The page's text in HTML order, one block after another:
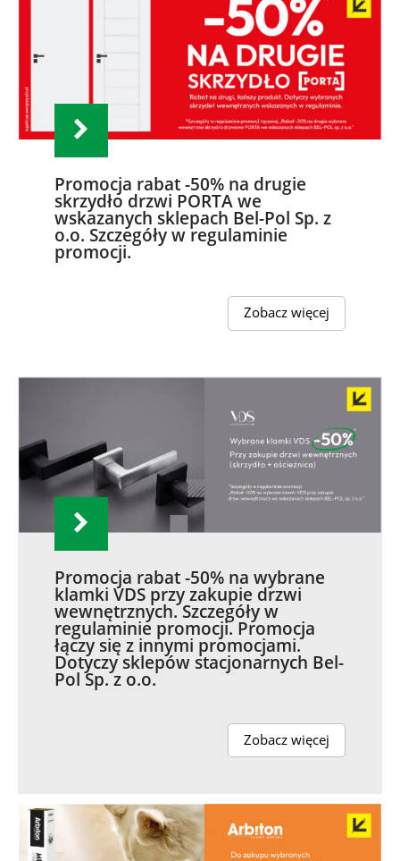
Promocja rabat -50% na drugie
skrzydło drzwi PORTA we
wskazanych sklepach Bel-Pol Sp. z
o.o. Szczegóły w regulaminie
promocji.
Zobacz więcej
Promocja rabat -50% na wybrane
klamki VDS przy zakupie drzwi
wewnętrznych. Szczegóły w
regulaminie promocji. Promocja
łączy się z innymi promocjami.
Dotyczy sklepów stacjonarnych Bel-
Pol Sp. z o.o.
Zobacz więcej